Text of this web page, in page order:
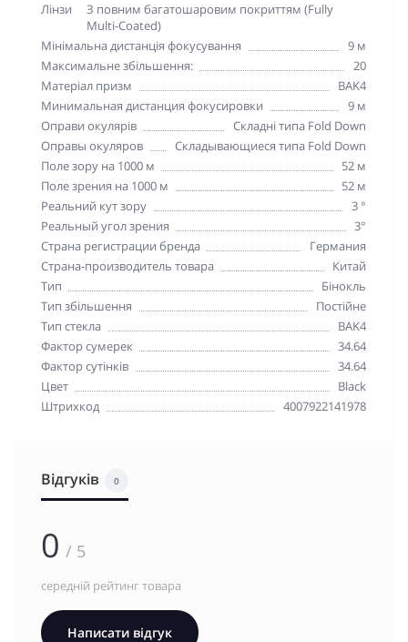
Лінзи
З повним багатошаровим покриттям (Fully
Multi-Coated)
Мінімальна дистанція фокусування
9 м
Максимальне збільшення:
20
Матеріал призм
BAK4
Минимальная дистанция фокусировки
9 м
Оправи окулярів
Складні типа Fold Down
Оправы окуляров
Складывающиеся типа Fold Down
Поле зору на 1000 м
52 м
Поле зрения на 1000 м
52 м
Реальний кут зору
3 °
Реальный угол зрения
3°
Страна регистрации бренда
Германия
Страна-производитель товара
Китай
Тип
Бінокль
Тип збільшення
Постійне
Тип стекла
BAK4
Фактор сумерек
34.64
Фактор сутінків
34.64
Цвет
Black
Штрихкод
4007922141978
Відгуків 0
0 / 5
середній рейтинг товара
Написати відгук